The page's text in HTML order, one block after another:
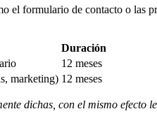
formulario de contacto o las
Duración
12 meses
marketing) 12 meses
dichas, con el mismo efecto